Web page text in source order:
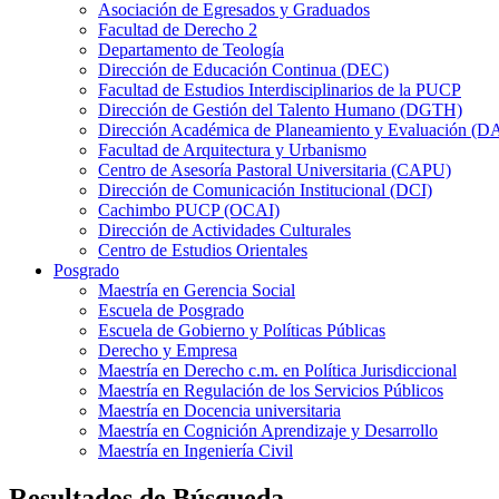
Asociación de Egresados y Graduados
Facultad de Derecho 2
Departamento de Teología
Dirección de Educación Continua (DEC)
Facultad de Estudios Interdisciplinarios de la PUCP
Dirección de Gestión del Talento Humano (DGTH)
Dirección Académica de Planeamiento y Evaluación
Facultad de Arquitectura y Urbanismo
Centro de Asesoría Pastoral Universitaria (CAPU)
Dirección de Comunicación Institucional (DCI)
Cachimbo PUCP (OCAI)
Dirección de Actividades Culturales
Centro de Estudios Orientales
Posgrado
Maestría en Gerencia Social
Escuela de Posgrado
Escuela de Gobierno y Políticas Públicas
Derecho y Empresa
Maestría en Derecho c.m. en Política Jurisdiccional
Maestría en Regulación de los Servicios Públicos
Maestría en Docencia universitaria
Maestría en Cognición Aprendizaje y Desarrollo
Maestría en Ingeniería Civil